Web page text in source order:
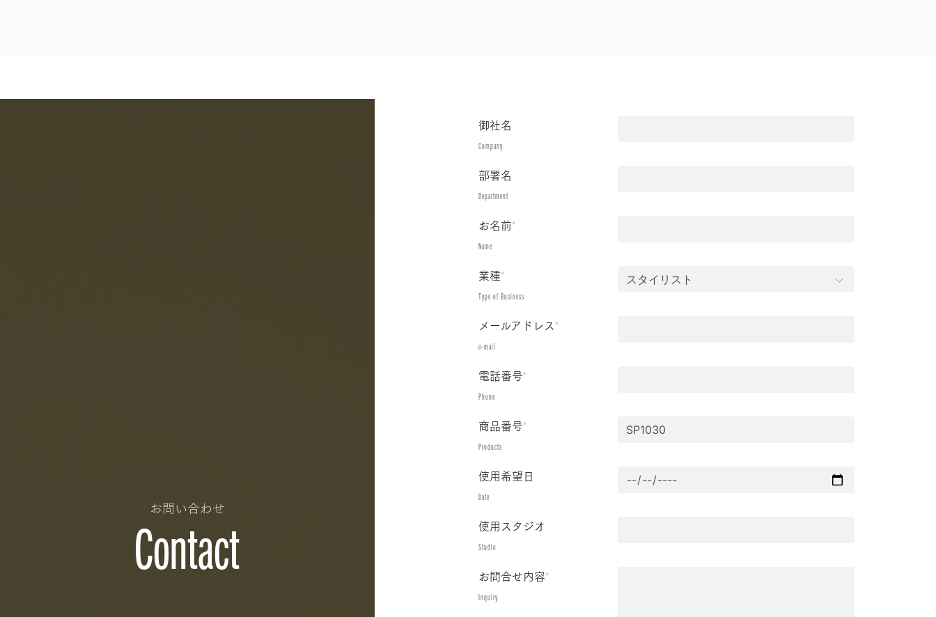
お問い合わせ
Contact
御社名
Company
部署名
Department
お名前*
Name
業種*
Type of Business
メールアドレス*
e-mail
電話番号*
Phone
商品番号*
Products
使用希望日
Date
使用スタジオ
Studio
お問合せ内容*
Inquiry